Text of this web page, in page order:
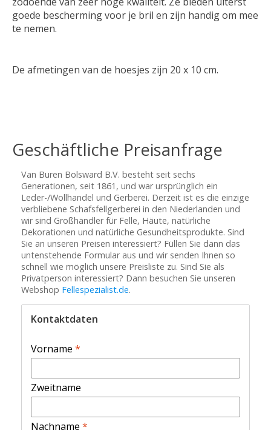
goede bescherming voor je bril en zijn handig om mee
te nemen.
De afmetingen van de hoesjes zijn 20 x 10 cm.
Geschäftliche Preisanfrage
Van Buren Bolsward B.V. besteht seit sechs
Generationen, seit 1861, und war ursprünglich ein
Leder-/Wollhandel und Gerberei. Derzeit ist es die einzige
verbliebene Schafsfellgerberei in den Niederlanden und
wir sind Großhändler für Felle, Häute, natürliche
Dekorationen und natürliche Gesundheitsprodukte. Sind
Sie an unseren Preisen interessiert? Füllen Sie dann das
untenstehende Formular aus und wir senden Ihnen so
schnell wie möglich unsere Preisliste zu. Sind Sie als
Privatperson interessiert? Dann besuchen Sie unseren
Webshop Fellespezialist.de.
Kontaktdaten
Vorname *
Zweitname
Nachname *